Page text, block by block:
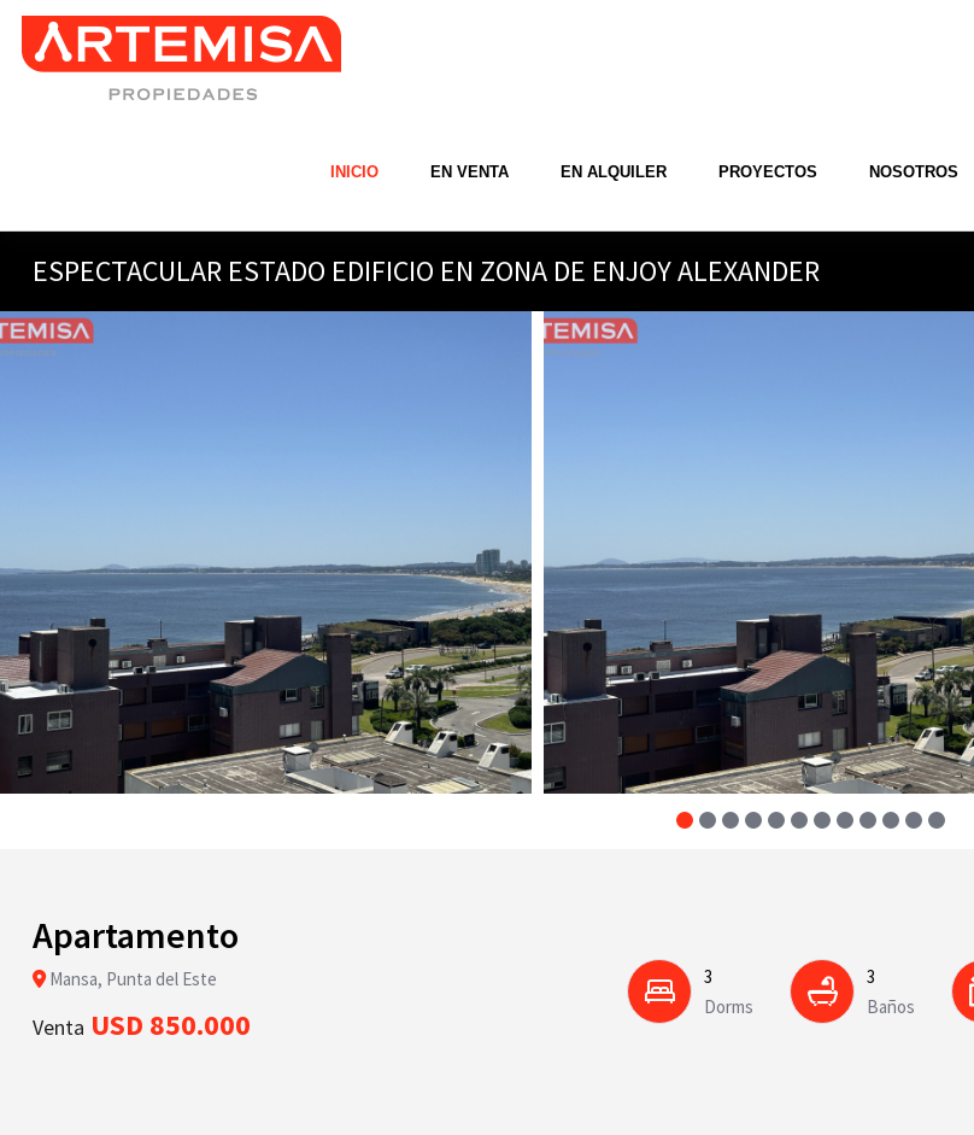
INICIO EN VENTA EN ALQUILER PROYECTOS NOSOTROS
ESPECTACULAR ESTADO EDIFICIO EN ZONA DE ENJOY ALEXANDER
Apartamento
Mansa, Punta del Este
Venta USD 850.000
3
Dorms
3
Baños